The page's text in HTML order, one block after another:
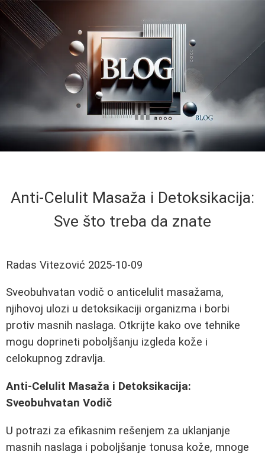
Anti-Celulit Masaža i Detoksikacija:
Sve što treba da znate
Radas Vitezović 2025-10-09
Sveobuhvatan vodič o anticelulit masažama,
njihovoj ulozi u detoksikaciji organizma i borbi
protiv masnih naslaga. Otkrijte kako ove tehnike
mogu doprineti poboljšanju izgleda kože i
celokupnog zdravlja.
Anti-Celulit Masaža i Detoksikacija:
Sveobuhvatan Vodič
U potrazi za efikasnim rešenjem za uklanjanje
masnih naslaga i poboljšanje tonusa kože, mnoge